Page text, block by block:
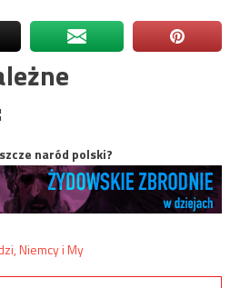
naród polski?